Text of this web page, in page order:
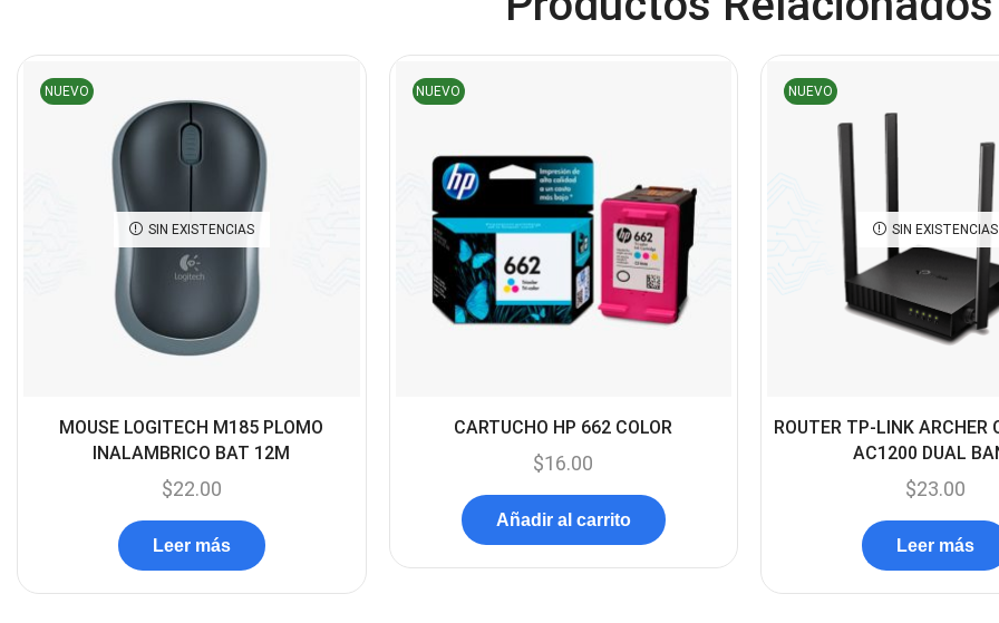
NUEVO
SIN EXISTENCIAS
MOUSE LOGITECH M185 PLOMO
INALAMBRICO BAT 12M
$22.00
Leer más
NUEVO
CARTUCHO HP 662 COLOR
$16.00
Añadir al carrito
NUEVO
SIN EXISTENCIAS
ROUTER TP-LINK ARCHER
AC1200 DUAL
$23.00
Leer más